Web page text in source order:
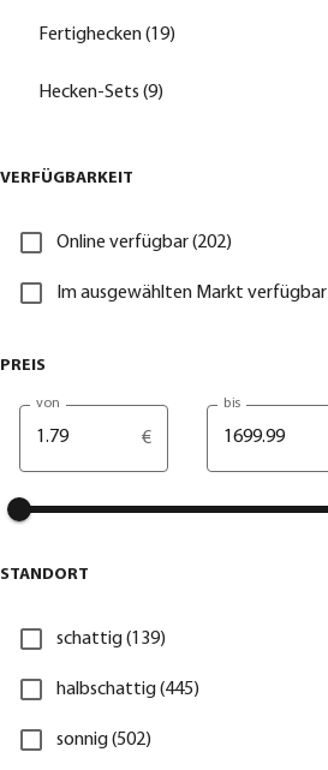
Fertighecken (19)
Hecken-Sets (9)
VERFÜGBARKEIT
Online verfügbar (202)
Im ausgewählten Markt verfügbar
PREIS
von
€
bis
STANDORT
schattig (139)
halbschattig (445)
sonnig (502)